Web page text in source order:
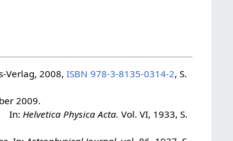
Verlag, 2008,ISBN 978-3-8135-0314-2, S.
2009.
In: Helvetica Physica Acta. Vol. VI, 1933, S.